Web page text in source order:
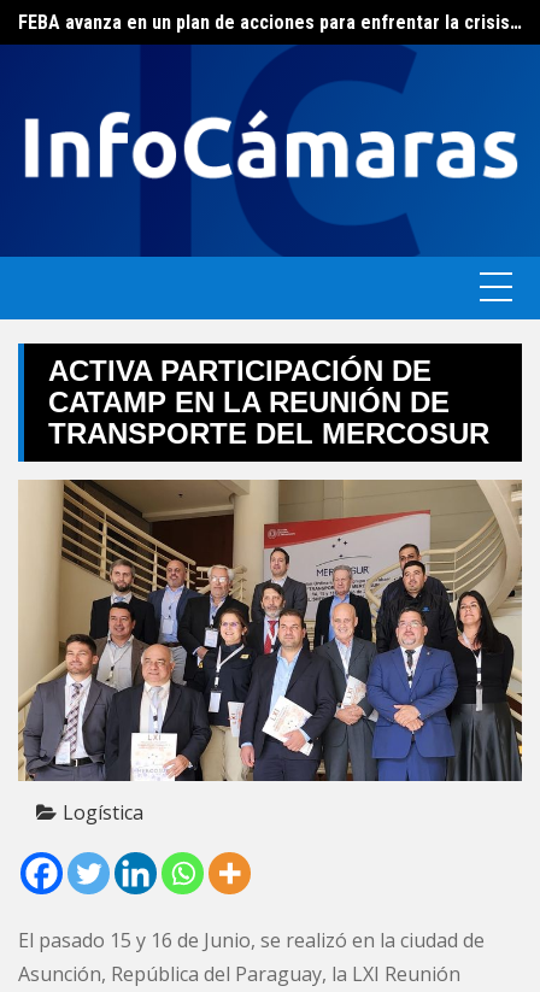
Skip
toEl ERAS continúa con el beneficio de la tarifa social del agua
ACTIVA PARTICIPACIÓN DE
CATAMP EN LA REUNIÓN DE
TRANSPORTE DEL MERCOSUR
Logística
El pasado 15 y 16 de Junio, se realizó en la ciudad de
Asunción, República del Paraguay, la LXI Reunión